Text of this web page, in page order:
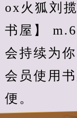
ox火狐刘
书屋】
会持续为
会员使用
便。